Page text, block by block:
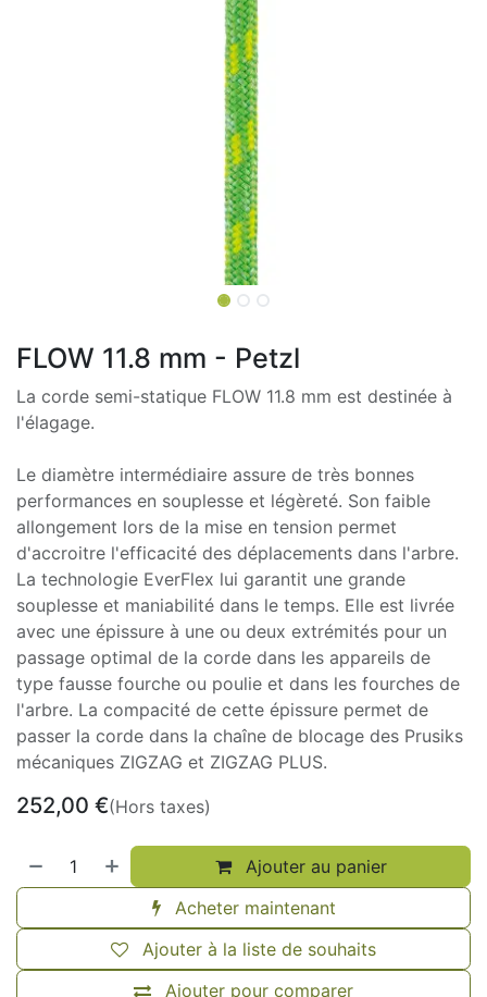
FLOW 11.8 mm - Petzl
La corde semi-statique FLOW 11.8 mm est destinée à
l'élagage.
Le diamètre intermédiaire assure de très bonnes
performances en souplesse et légèreté. Son faible
allongement lors de la mise en tension permet
d'accroitre l'efficacité des déplacements dans l'arbre.
La technologie EverFlex lui garantit une grande
souplesse et maniabilité dans le temps. Elle est livrée
avec une épissure à une ou deux extrémités pour un
passage optimal de la corde dans les appareils de
type fausse fourche ou poulie et dans les fourches de
l'arbre. La compacité de cette épissure permet de
passer la corde dans la chaîne de blocage des Prusiks
mécaniques ZIGZAG et ZIGZAG PLUS.
252,00 €(Hors taxes)
Ajouter au panier
Acheter maintenant
Ajouter pour comparer
Ajouter à la liste de souhaits